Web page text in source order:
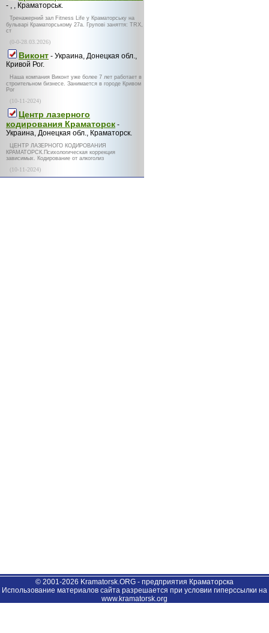
- , , Краматорськ.
Тренажерний зал Fitness Life у Краматорську на
бульварі Краматорському 27а. Групові заняття: TRX,
ст
(0-0-28.03.2026)
Виконт - Украина, Донецкая обл.,
Кривой Рог.
Наша компания Виконт уже более 7 лет работает в
строительном бизнесе. Занимается в городе Кривом
Рог
(10-11-2024)
Центр лазерного
кодирования Краматорск -
Украина, Донецкая обл., Краматорск.
ЦЕНТР ЛАЗЕРНОГО КОДИРОВАНИЯ
КРАМАТОРСК.Психологическая коррекция
зависимых. Кодирование от алкоголиз
(10-11-2024)
© 2001-2026 Kramatorsk.ORG - предприятия Краматорска
Использование материалов сайта разрешается при условии гиперссылки на
www.kramatorsk.org